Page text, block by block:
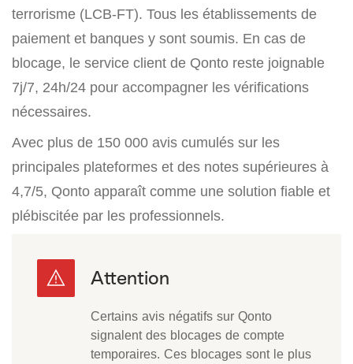
terrorisme (LCB-FT). Tous les établissements de
paiement et banques y sont soumis. En cas de
blocage, le service client de Qonto reste joignable
7j/7, 24h/24 pour accompagner les vérifications
nécessaires.
Avec plus de 150 000 avis cumulés sur les
principales plateformes et des notes supérieures à
4,7/5, Qonto apparaît comme une solution fiable et
plébiscitée par les professionnels.
Certains avis négatifs sur Qonto
signalent des blocages de compte
temporaires. Ces blocages sont le plus